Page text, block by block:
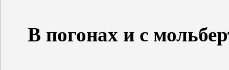
В погонах и с